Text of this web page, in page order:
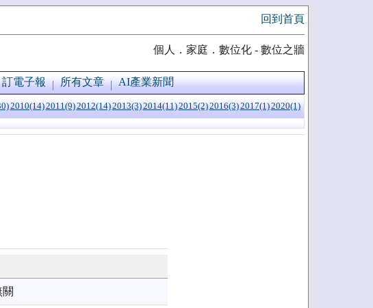
回到首頁
個人．家庭．數位化 - 數位之牆
訂電子報 所有文章 AI產業新聞
2010(14)2011(9)2012(14)2013(3)2014(11)2015(2)2016(3)2017(1)2020(1)